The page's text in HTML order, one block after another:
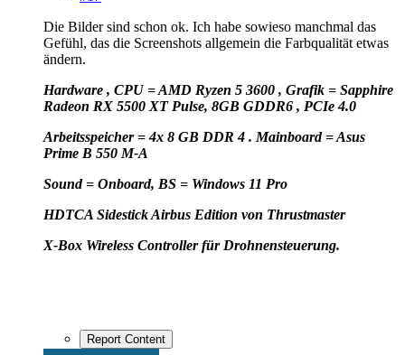
Die Bilder sind schon ok. Ich habe sowieso manchmal das
Gefühl, das die Screenshots allgemein die Farbqualität etwas
ändern.
Hardware , CPU = AMD Ryzen 5 3600 , Grafik = Sapphire
Radeon RX 5500 XT Pulse, 8GB GDDR6 , PCIe 4.0
Arbeitsspeicher = 4x 8 GB DDR 4 . Mainboard = Asus
Prime B 550 M-A
Sound = Onboard, BS = Windows 11 Pro
HDTCA Sidestick Airbus Edition von Thrustmaster
X-Box Wireless Controller für Drohnensteuerung.
Report Content